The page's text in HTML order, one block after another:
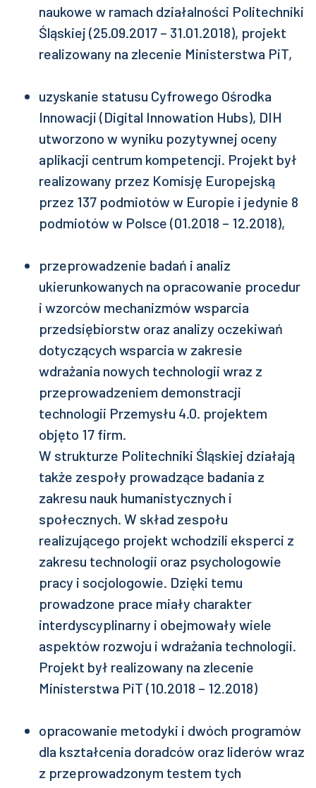
naukowe w ramach działalności Politechniki
Śląskiej (25.09.2017 – 31.01.2018), projekt
realizowany na zlecenie Ministerstwa PiT,
uzyskanie statusu Cyfrowego Ośrodka
Innowacji (Digital Innowation Hubs), DIH
utworzono w wyniku pozytywnej oceny
aplikacji centrum kompetencji. Projekt był
realizowany przez Komisję Europejską
przez 137 podmiotów w Europie i jedynie 8
podmiotów w Polsce (01.2018 – 12.2018),
przeprowadzenie badań i analiz
ukierunkowanych na opracowanie procedur
i wzorców mechanizmów wsparcia
przedsiębiorstw oraz analizy oczekiwań
dotyczących wsparcia w zakresie
wdrażania nowych technologii wraz z
przeprowadzeniem demonstracji
technologii Przemysłu 4.0. projektem
objęto 17 firm.
W strukturze Politechniki Śląskiej działają
także zespoły prowadzące badania z
zakresu nauk humanistycznych i
społecznych. W skład zespołu
realizującego projekt wchodzili eksperci z
zakresu technologii oraz psychologowie
pracy i socjologowie. Dzięki temu
prowadzone prace miały charakter
interdyscyplinarny i obejmowały wiele
aspektów rozwoju i wdrażania technologii.
Projekt był realizowany na zlecenie
Ministerstwa PiT (10.2018 – 12.2018)
opracowanie metodyki i dwóch programów
dla kształcenia doradców oraz liderów wraz
z przeprowadzonym testem tych